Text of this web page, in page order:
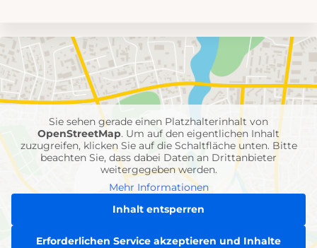
Umgebungskarte
mit
Feuerwehr-
Einheiten
Sie sehen gerade einen Platzhalterinhalt von
OpenStreetMap. Um auf den eigentlichen Inhalt
zuzugreifen, klicken Sie auf die Schaltfläche unten. Bitte
beachten Sie, dass dabei Daten an Drittanbieter
weitergegeben werden.
Mehr Informationen
Inhalt entsperren
Erforderlichen Service akzeptieren und Inhalte